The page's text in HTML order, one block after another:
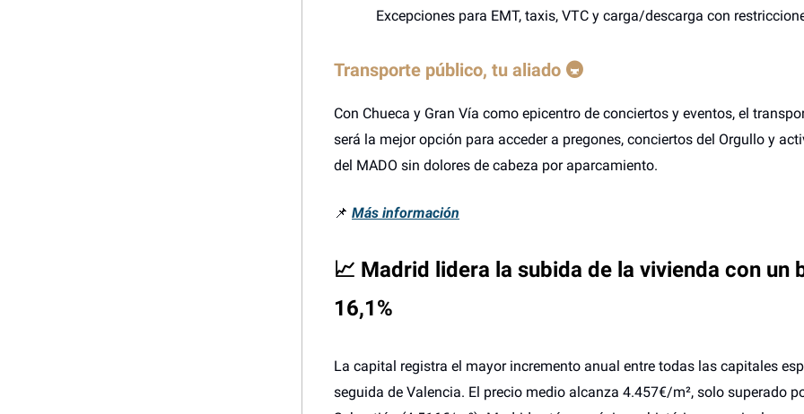
Excepciones para EMT, taxis, VTC y carga/descarga con
Transporte público, tu aliado 🚇
Con Chueca y Gran Vía como epicentro de conciertos y eventos, el
será la mejor opción para acceder a pregones, conciertos del Orgullo y
del MADO sin dolores de cabeza por aparcamiento.
📌 Más información
📈 Madrid lidera la subida de la vivienda con un
16,1%
La capital registra el mayor incremento anual entre todas las capitales
seguida de Valencia. El precio medio alcanza 4.457€/m², solo superado